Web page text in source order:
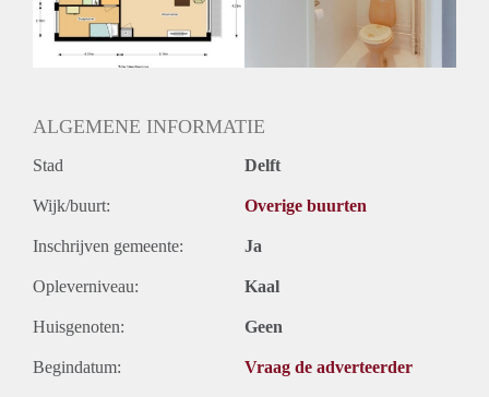
ALGEMENE INFORMATIE
Stad Delft
Wijk/buurt: Overige buurten
Inschrijven gemeente: Ja
Opleverniveau: Kaal
Huisgenoten: Geen
Begindatum: Vraag de adverteerder